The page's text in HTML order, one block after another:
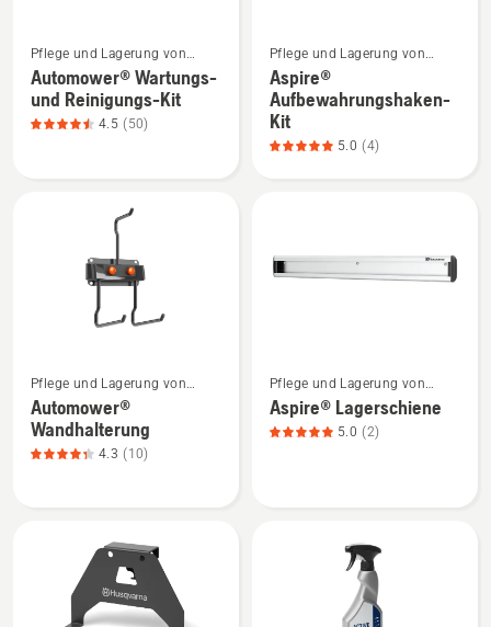
Details
zu
Automower®
Produktbewertung
Pflege und Lagerung von
Mährobotern
Automower® Wartungs-
und Reinigungs-Kit
4.5 (50)
Details
zu
Aspire®
Aufbewahrungshaken-
von
Pflege und Lagerung von
Mährobotern
Aspire®
Aufbewahrungshaken-
Kit
5.0 (4)
Details
zu
Automower®
Wandhalterung
Pflege und Lagerung von
Mährobotern
Automower®
Wandhalterung
4.3 (10)
Details
zu
Aspire®
Pflege und Lagerung von
Mährobotern
Aspire® Lagerschiene
5.0 (2)